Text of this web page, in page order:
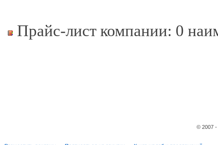
Прайс-лист компании: 0
© 2007